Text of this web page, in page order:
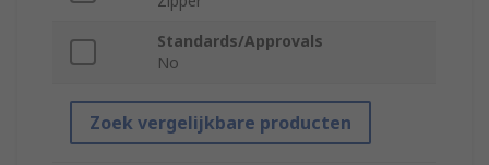
Standards/Approvals
No
Zoek vergelijkbare producten